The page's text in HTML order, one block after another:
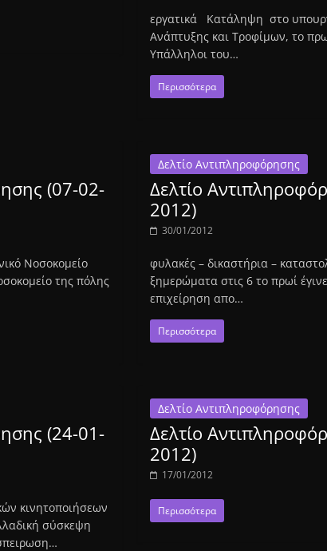
εργατικά Κατάληψη στο
Ανάπτυξης και Τροφίμων, το
Υπάλληλοι του…
Περισσότερα
(07-02-
Νοσοκομείο
της πόλης
Δελτίο Αντιπληροφόρησης
Δελτίο
2012)
30/01/2012
φυλακές – δικαστήρια –
ξημερώματα στις 6 το πρωί
επιχείρηση απο…
Περισσότερα
(24-01-
κινητοποιήσεων
σύσκεψη
Δελτίο Αντιπληροφόρησης
Δελτίο
2012)
17/01/2012
Περισσότερα